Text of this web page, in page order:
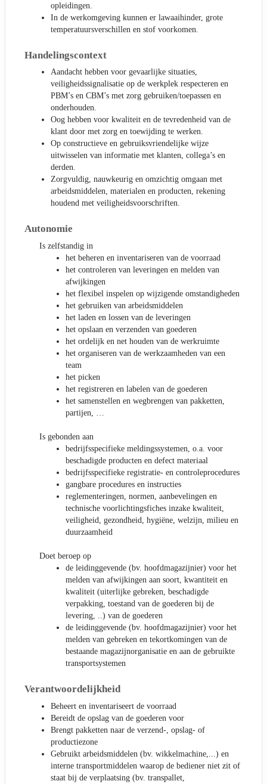
opleidingen.
In de werkomgeving kunnen er lawaaihinder, grote
temperatuursverschillen en stof voorkomen.
Handelingscontext
Aandacht hebben voor gevaarlijke situaties,
veiligheidssignalisatie op de werkplek respecteren en
PBM’s en CBM’s met zorg gebruiken/toepassen en
onderhouden.
Oog hebben voor kwaliteit en de tevredenheid van de
klant door met zorg en toewijding te werken.
Op constructieve en gebruiksvriendelijke wijze
uitwisselen van informatie met klanten, collega’s en
derden.
Zorgvuldig, nauwkeurig en omzichtig omgaan met
arbeidsmiddelen, materialen en producten, rekening
houdend met veiligheidsvoorschriften.
Autonomie
Is zelfstandig in
het beheren en inventariseren van de voorraad
het controleren van leveringen en melden van
afwijkingen
het flexibel inspelen op wijzigende omstandigheden
het gebruiken van arbeidsmiddelen
het laden en lossen van de leveringen
het opslaan en verzenden van goederen
het ordelijk en net houden van de werkruimte
het organiseren van de werkzaamheden van een
team
het picken
het registreren en labelen van de goederen
het samenstellen en wegbrengen van pakketten,
partijen, …
Is gebonden aan
bedrijfsspecifieke meldingssystemen, o.a. voor
beschadigde producten en defect materiaal
bedrijfsspecifieke registratie- en controleprocedures
gangbare procedures en instructies
reglementeringen, normen, aanbevelingen en
technische voorlichtingsfiches inzake kwaliteit,
veiligheid, gezondheid, hygiëne, welzijn, milieu en
duurzaamheid
Doet beroep op
de leidinggevende (bv. hoofdmagazijnier) voor het
melden van afwijkingen aan soort, kwantiteit en
kwaliteit (uiterlijke gebreken, beschadigde
verpakking, toestand van de goederen bij de
levering, ..) van de goederen
de leidinggevende (bv. hoofdmagazijnier) voor het
melden van gebreken en tekortkomingen van de
bestaande magazijnorganisatie en aan de gebruikte
transportsystemen
Verantwoordelijkheid
Beheert en inventariseert de voorraad
Bereidt de opslag van de goederen voor
Brengt pakketten naar de verzend-, opslag- of
productiezone
Gebruikt arbeidsmiddelen (bv. wikkelmachine,...) en
interne transportmiddelen waarop de bediener niet zit of
staat bij de verplaatsing (bv. transpallet,